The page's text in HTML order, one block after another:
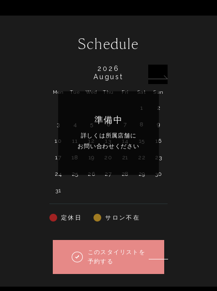
Schedule
2026
August
Mon Tue Wed Thu Fri Sat Sun
1 2
3 4 5 6 7 8 9
10 11 12 13 14 15 16
17 18 19 20 21 22 23
24 25 26 27 28 29 30
31
準備中
詳しくは所属店舗に
お問い合わせください
定休日 サロン不在
このスタイリストを
予約する